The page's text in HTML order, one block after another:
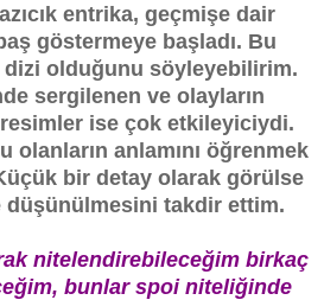
entrika, geçmişe dair
göstermeye başladı. Bu
olduğunu söyleyebilirim.
sergilenen ve olayların
resimler ise çok etkileyiciydi.
olanların anlamını öğrenmek
bir detay olarak görülse
düşünülmesini takdir ettim.
nitelendirebileceğim birkaç
bunlar spoi niteliğinde